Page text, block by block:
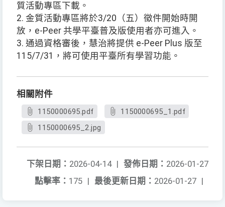
質活動專區下載。
2. 金質活動專區將於3/20（五）徵件開始時開
放，e-Peer 共學平臺普及版使用者亦可進入。
3. 通過資格審後，慧治將提供 e-Peer Plus 版至
115/7/31，將可使用平臺所有學習功能。
相關附件
1150000695.pdf
1150000695_1.pdf
1150000695_2.jpg
發佈日期： 2026-01-27
下架日期： 2026-04-14 |
最後更新日期： 2026-01-27 |
點擊率： 175 |